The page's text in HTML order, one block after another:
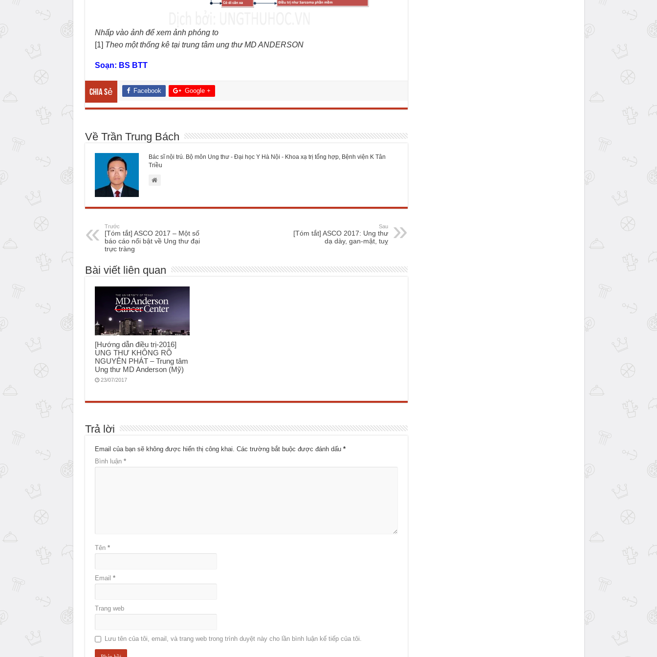
Nhấp vào ảnh để xem ảnh phóng to
[1] Theo một thống kê tại trung tâm ung thư MD ANDERSON
Soạn: BS BTT
Chia sẻ Facebook Google +
Về Trần Trung Bách
Bác sĩ nội trú. Bộ môn Ung thư - Đại học Y Hà Nội - Khoa xạ trị tổng hợp, Bệnh viện K Tân
Triều
Trước
[Tóm tắt] ASCO 2017 – Một số
báo cáo nổi bật về Ung thư đại
trực tràng
Sau
[Tóm tắt] ASCO 2017: Ung thư
dạ dày, gan-mật, tuỵ
Bài viết liên quan
[Hướng dẫn điều trị-2016]
UNG THƯ KHÔNG RÕ
NGUYÊN PHÁT – Trung tâm
Ung thư MD Anderson (Mỹ)
23/07/2017
Trả lời
Email của bạn sẽ không được hiển thị công khai. Các trường bắt buộc được đánh dấu *
Bình luận *
Tên *
Email *
Trang web
Lưu tên của tôi, email, và trang web trong trình duyệt này cho lần bình luận kế tiếp của tôi.